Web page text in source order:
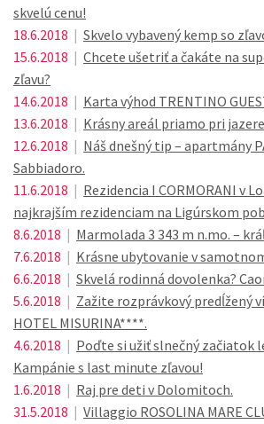
skvelú cenu!
18.6.2018 | Skvelo vybavený kemp so
15.6.2018 | Chcete ušetriť a čakáte na
zľavu?
14.6.2018 | Karta výhod TRENTINO
13.6.2018 | Krásny areál priamo pri
12.6.2018 | Náš dnešný tip – apartmány
Sabbiadoro.
11.6.2018 | Rezidencia I CORMORANI v
najkrajším rezidenciam na Ligúrskom
8.6.2018 | Marmolada 3 343 m n.mo. –
7.6.2018 | Krásne ubytovanie v
6.6.2018 | Skvelá rodinná dovolenka?
5.6.2018 | Zažite rozprávkový predĺžený
HOTEL MISURINA****.
4.6.2018 | Poďte si užiť slnečný začiatok
Kampánie s last minute zľavou!
1.6.2018 | Raj pre deti v Dolomitoch.
31.5.2018 | Villaggio ROSOLINA MARE